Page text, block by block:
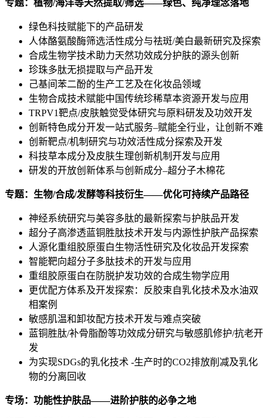
专题：植物/海洋等天然提取/筛选——绿色、纯净理念落地
绿色科技赋能下的产品研发
人体酪氨酸酶筛选活性成分与祛斑/美白最新研究及探索
合成生物学技术助力天然功效成分护肤的源头创新
珍珠多肽无损提取与产品开发
己基间苯二酚的生产工艺及在化妆品领域
生物合成技术赋能中国传统珍稀草本资源开发与应用
TRPV1靶点/皮肤触觉受体研究与原料研发及功效开发
创新特色成分开发一站式服务–赋能全行业，让创新不难
创新靶点/机制研究与功效活性成分探索及开发
科技草本成分及皮肤生理创新机制开发与应用
研发的开放创新体系与创新成分–超分子木棉花
专题：生物/合成/发酵等科技衍生——优化可持续产品路径
神经系统研究与美容多肽的最新探索与护肤品开发
超分子高渗透蓝铜胜肽技术开发与内源性护肤产品探索
人源化重组胶原蛋白生物活性研究及化妆品开发探索
智能靶向超分子多肽技术的开发与应用
重组胶原蛋白在防脱护发功效的合成生物学应用
更优配方体系及开发探索：反胶束自乳化技术及水油双
相案例
敏感肌温和卸妆配方技术开发与难点突破
蓝铜胜肽/补骨脂酚等功效成分研究与敏感肌修护/抗老开
发
为实现SDGs的乳化技术 -生产时的CO2排放削减及乳化
物的分离回收
专场：功能性护肤品——进阶护肤的必争之地